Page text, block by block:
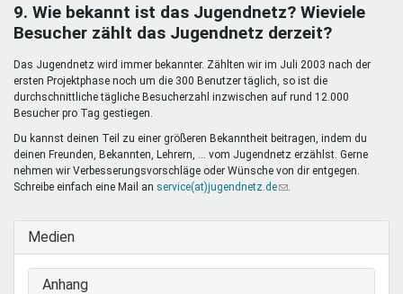
9. Wie bekannt ist das Jugendnetz? Wieviele
Besucher zählt das Jugendnetz derzeit?
Das Jugendnetz wird immer bekannter. Zählten wir im Juli 2003 nach der
ersten Projektphase noch um die 300 Benutzer täglich, so ist die
durchschnittliche tägliche Besucherzahl inzwischen auf rund 12.000
Besucher pro Tag gestiegen.
Du kannst deinen Teil zu einer größeren Bekanntheit beitragen, indem du
deinen Freunden, Bekannten, Lehrern, ... vom Jugendnetz erzählst. Gerne
nehmen wir Verbesserungsvorschläge oder Wünsche von dir entgegen.
Schreibe einfach eine Mail an service(at)jugendnetz.de(Link
E-
Medien
Anhang